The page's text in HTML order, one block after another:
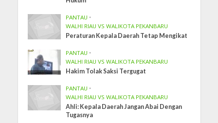
PANTAU •
WALHI RIAU VS WALIKOTA PEKANBARU
Peraturan Kepala Daerah Tetap Mengikat
PANTAU •
WALHI RIAU VS WALIKOTA PEKANBARU
Hakim Tolak Saksi Tergugat
PANTAU •
WALHI RIAU VS WALIKOTA PEKANBARU
Ahli: Kepala Daerah Jangan Abai Dengan
Tugasnya